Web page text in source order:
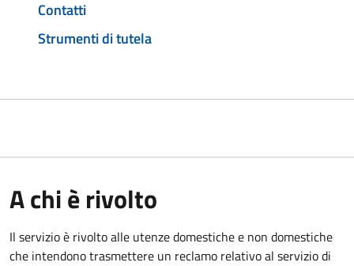
Contatti
Strumenti di tutela
A chi è rivolto
Il servizio è rivolto alle utenze domestiche e non domestiche
che intendono trasmettere un reclamo relativo al servizio di